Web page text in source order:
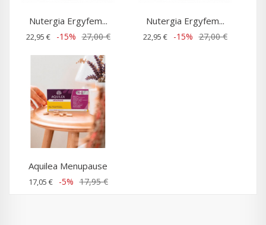
Nutergia Ergyfem...
22,95 € -15% 27,00 €
Nutergia Ergyfem...
22,95 € -15% 27,00 €
Aquilea Menupause
17,05 € -5% 17,95 €